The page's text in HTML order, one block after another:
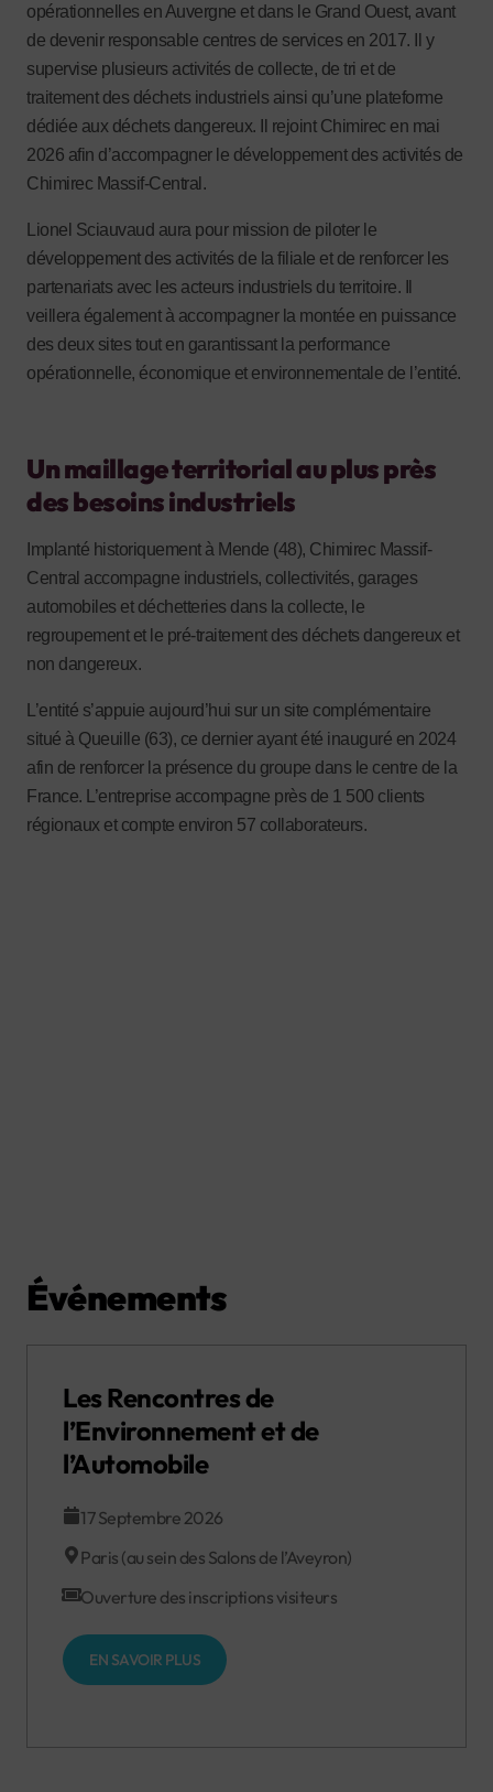
opérationnelles en Auvergne et dans le Grand Ouest, avant
de devenir responsable centres de services en 2017. Il y
supervise plusieurs activités de collecte, de tri et de
traitement des déchets industriels ainsi qu’une plateforme
dédiée aux déchets dangereux. Il rejoint Chimirec en mai
2026 afin d’accompagner le développement des activités de
Chimirec Massif-Central.
Lionel Sciauvaud aura pour mission de piloter le
développement des activités de la filiale et de renforcer les
partenariats avec les acteurs industriels du territoire. Il
veillera également à accompagner la montée en puissance
des deux sites tout en garantissant la performance
opérationnelle, économique et environnementale de l’entité.
Un maillage territorial au plus près
des besoins industriels
Implanté historiquement à Mende (48), Chimirec Massif-
Central accompagne industriels, collectivités, garages
automobiles et déchetteries dans la collecte, le
regroupement et le pré-traitement des déchets dangereux et
non dangereux.
L’entité s’appuie aujourd’hui sur un site complémentaire
situé à Queuille (63), ce dernier ayant été inauguré en 2024
afin de renforcer la présence du groupe dans le centre de la
France. L’entreprise accompagne près de 1 500 clients
régionaux et compte environ 57 collaborateurs.
Événements
Les Rencontres de
l’Environnement et de
l’Automobile
17 Septembre 2026
Paris (au sein des Salons de l’Aveyron)
Ouverture des inscriptions visiteurs
EN SAVOIR PLUS